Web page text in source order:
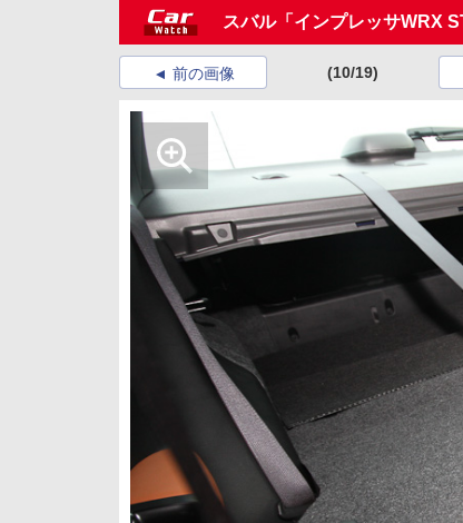
スバル「インプレッサWRX
前の画像 (10/19)